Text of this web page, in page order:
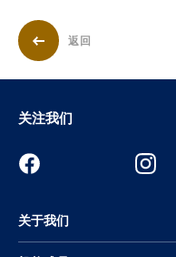
返回
关注我们
关于我们